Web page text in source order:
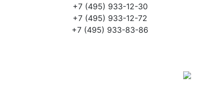
+7 (495) 933-12-30
+7 (495) 933-12-72
+7 (495) 933-83-86